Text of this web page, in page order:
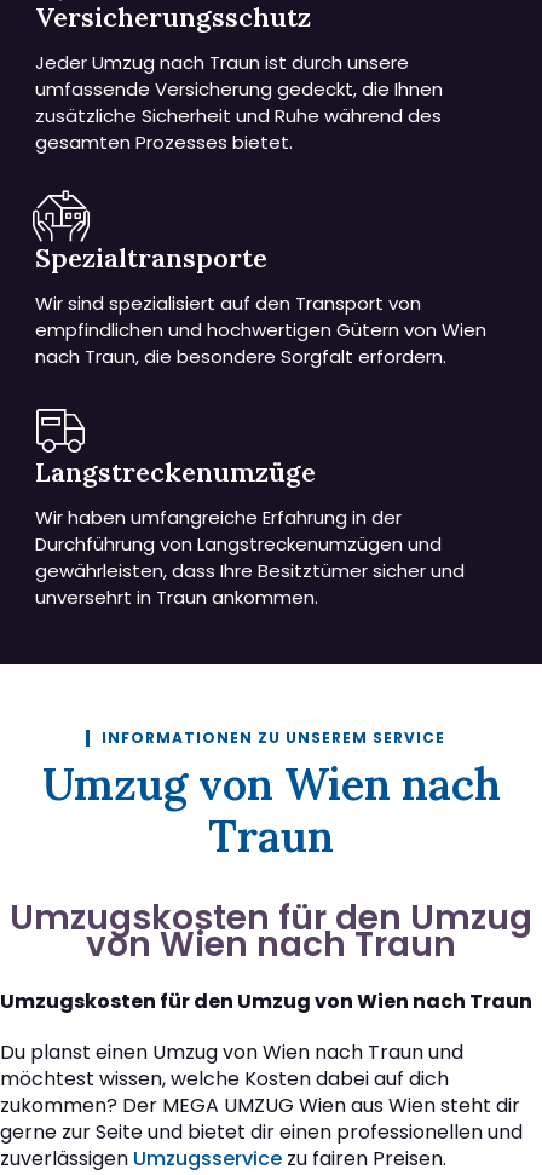
Versicherungsschutz
Jeder Umzug nach Traun ist durch unsere
umfassende Versicherung gedeckt, die Ihnen
zusätzliche Sicherheit und Ruhe während des
gesamten Prozesses bietet.
Spezialtransporte
Wir sind spezialisiert auf den Transport von
empfindlichen und hochwertigen Gütern von Wien
nach Traun, die besondere Sorgfalt erfordern.
Langstreckenumzüge
Wir haben umfangreiche Erfahrung in der
Durchführung von Langstreckenumzügen und
gewährleisten, dass Ihre Besitztümer sicher und
unversehrt in Traun ankommen.
INFORMATIONEN ZU UNSEREM SERVICE
Umzug von Wien nach
Traun
Umzugskosten für den Umzug
von Wien nach Traun
Umzugskosten für den Umzug von Wien nach Traun
Du planst einen Umzug von Wien nach Traun und
möchtest wissen, welche Kosten dabei auf dich
zukommen? Der MEGA UMZUG Wien aus Wien steht dir
gerne zur Seite und bietet dir einen professionellen und
zuverlässigen Umzugsservice zu fairen Preisen.